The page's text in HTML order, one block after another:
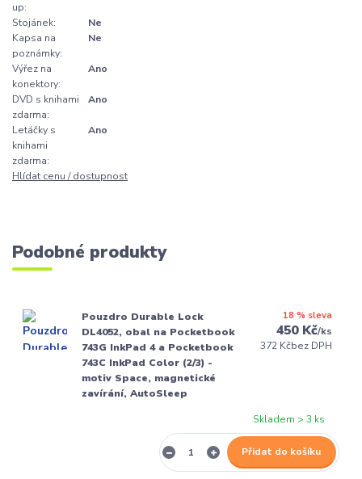
up:
Stojánek:
Ne
Kapsa na
poznámky:
Ne
Výřez na
konektory:
Ano
DVD s knihami
zdarma:
Ano
Letáčky s
knihami
zdarma:
Ano
Hlídat cenu / dostupnost
Podobné produkty
Pouzdro Durable Lock
DL4052, obal na Pocketbook
743G InkPad 4 a Pocketbook
743C InkPad Color (2/3) -
motiv Space, magnetické
zavírání, AutoSleep
18 % sleva
450 Kč/ks
372 Kčbez DPH
Skladem > 3 ks
Přidat do košíku